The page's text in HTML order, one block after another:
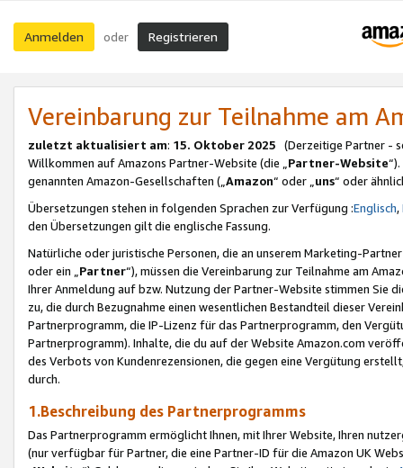
Anmelden oder Registrieren
Vereinbarung zur Teilnahme am
zuletzt aktualisiert am: 15. Oktober 2025 (Derzeitige Partner -
Willkommen auf Amazons Partner-Website (die „Partner-Website
genannten Amazon-Gesellschaften („Amazon“ oder „uns“ oder
Übersetzungen stehen in folgenden Sprachen zur Verfügung :Englisch,
den Übersetzungen gilt die englische Fassung.
Natürliche oder juristische Personen, die an unserem Marketing-
oder ein „Partner“), müssen die Vereinbarung zur Teilnahme am
Ihrer Anmeldung auf bzw. Nutzung der Partner-Website stimmen Sie
zu, die durch Bezugnahme einen wesentlichen Bestandteil dieser
Partnerprogramm, die IP-Lizenz für das Partnerprogramm, den
Partnerprogramm). Inhalte, die du auf der Website Amazon.com
des Verbots von Kundenrezensionen, die gegen eine Vergütung
durch.
1.Beschreibung des Partnerprogramms
Das Partnerprogramm ermöglicht Ihnen, mit Ihrer Website, Ihren
(nur verfügbar für Partner, die eine Partner-ID für die Amazon UK